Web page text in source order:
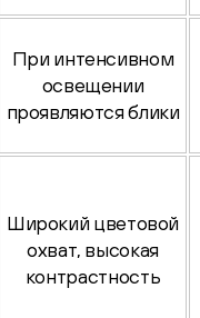
При интенсивном
освещении
проявляются блики
Широкий цветовой
охват, высокая
контрастность